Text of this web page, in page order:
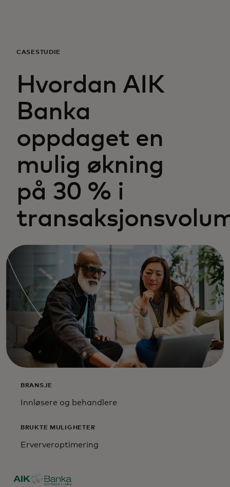
For bedrifter
For verden
For innovatører
Nyheter og trender
CASESTUDIE
Hvordan AIK
Banka
oppdaget en
mulig økning
på 30 % i
BRANSJE
Innløsere og behandlere
BRUKTE MULIGHETER
Erververoptimering